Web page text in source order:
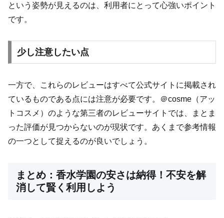
という姿勢が見えるのは、利用者にとって心強いポイント
です。
少し注意したい点
一方で、これらのレビューはすべて公式サイトに掲載され
ているものである点には注意が必要です。＠cosme（アッ
トコスメ）のような第三者のレビューサイトでは、まとま
った評価が見つからないのが現状です。あくまで参考情報
の一つとして捉えるのが良いでしょう。
まとめ：香水学園の安さは納得！不安を解
消して賢く利用しよう